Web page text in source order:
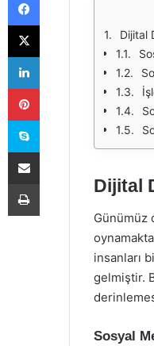
Dijital
Dijital
Günümüz
insanları
gelmiştir.
Sosyal
X
LinkedIn
Pinterest
Skype
E-Posta ile paylaş